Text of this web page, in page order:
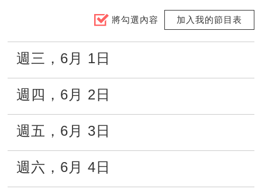
將勾選內容 加入我的節目表
週三 ， 6月 1日
週四 ， 6月 2日
週五 ， 6月 3日
週六 ， 6月 4日